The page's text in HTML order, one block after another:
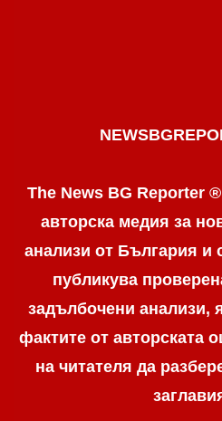
The News BG Reporter
авторска медия за
анализи от България и
публикува
задълбочени анализи,
фактите от авторската
на читателя да